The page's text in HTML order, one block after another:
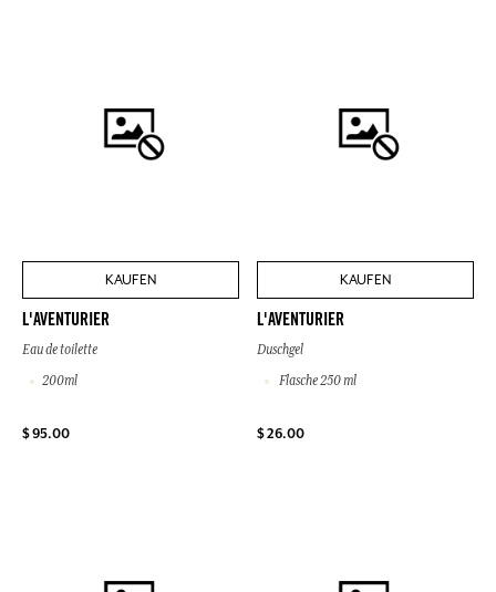
KAUFEN
L'AVENTURIER
Eau de toilette
200ml
$ 95.00
KAUFEN
L'AVENTURIER
Duschgel
Flasche 250 ml
$ 26.00